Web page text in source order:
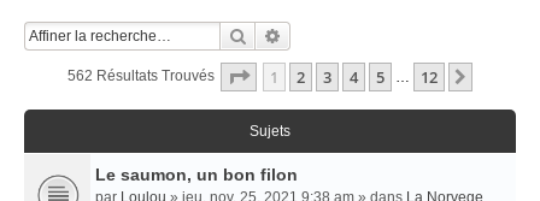
Rechercher
562 Résultats Trouvés Page 1Sur
1 2 3 4 5 … 12
Sujets
Le saumon, un bon filon
par Loulou » jeu. nov. 25, 2021 9:38 am » dans La Norvege